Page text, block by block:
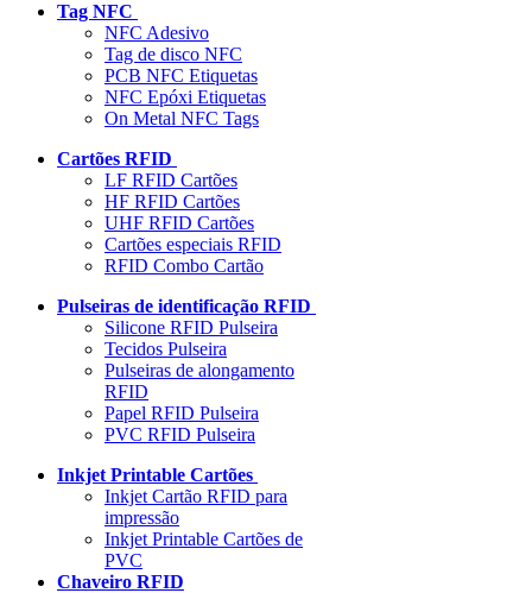
Tag NFC
NFC Adesivo
Tag de disco NFC
PCB NFC Etiquetas
NFC Epóxi Etiquetas
On Metal NFC Tags
Cartões RFID
LF RFID Cartões
HF RFID Cartões
UHF RFID Cartões
Cartões especiais RFID
RFID Combo Cartão
Pulseiras de identificação RFID
Silicone RFID Pulseira
Tecidos Pulseira
Pulseiras de alongamento
RFID
Papel RFID Pulseira
PVC RFID Pulseira
Inkjet Printable Cartões
Inkjet Cartão RFID para
impressão
Inkjet Printable Cartões de
PVC
Chaveiro RFID